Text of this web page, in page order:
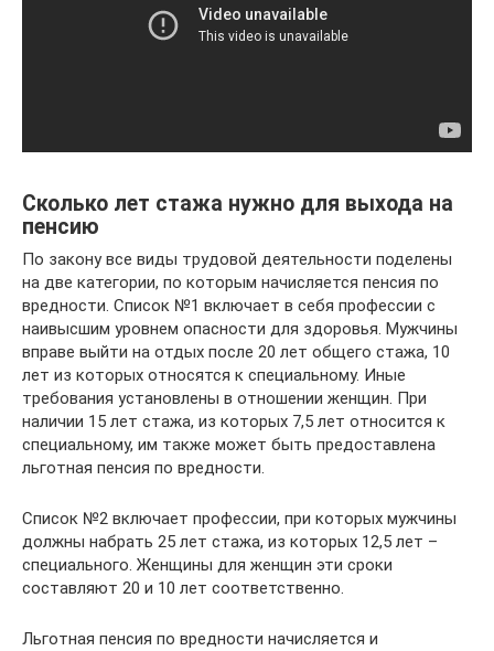
Сколько лет стажа нужно для выхода на
пенсию
По закону все виды трудовой деятельности поделены
на две категории, по которым начисляется пенсия по
вредности. Список №1 включает в себя профессии с
наивысшим уровнем опасности для здоровья. Мужчины
вправе выйти на отдых после 20 лет общего стажа, 10
лет из которых относятся к специальному. Иные
требования установлены в отношении женщин. При
наличии 15 лет стажа, из которых 7,5 лет относится к
специальному, им также может быть предоставлена
льготная пенсия по вредности.
Список №2 включает профессии, при которых мужчины
должны набрать 25 лет стажа, из которых 12,5 лет –
специального. Женщины для женщин эти сроки
составляют 20 и 10 лет соответственно.
Льготная пенсия по вредности начисляется и